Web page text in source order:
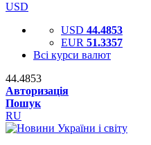
USD
USD 44.4853
EUR 51.3357
Всі курси валют
44.4853
Авторизація
Пошук
RU